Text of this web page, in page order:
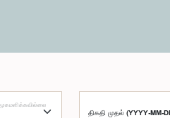
திகதி முதல் (YYYY-MM-